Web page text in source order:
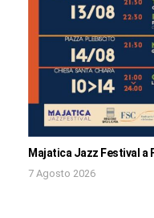
Majatica Jazz Festival a
7 Agosto 2026